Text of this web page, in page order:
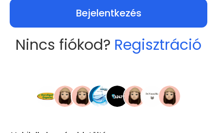
Bejelentkezés
Nincs fiókod? Regisztráció